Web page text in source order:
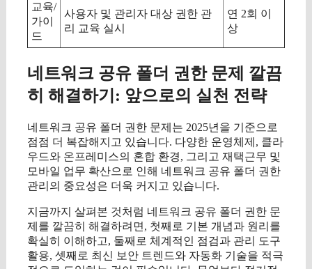
교육/
가이
드
사용자 및 관리자 대상 권한 관
리 교육 실시
연 2회 이
상
네트워크 공유 폴더 권한 문제 깔끔
히 해결하기: 앞으로의 실천 전략
네트워크 공유 폴더 권한 문제는 2025년을 기준으로
점점 더 복잡해지고 있습니다. 다양한 운영체제, 클라
우드와 온프레미스의 혼합 환경, 그리고 재택근무 및
모바일 업무 확산으로 인해 네트워크 공유 폴더 권한
관리의 중요성은 더욱 커지고 있습니다.
지금까지 살펴본 것처럼 네트워크 공유 폴더 권한 문
제를 깔끔히 해결하려면, 첫째로 기본 개념과 원리를
확실히 이해하고, 둘째로 체계적인 점검과 관리 도구
활용, 셋째로 최신 보안 트렌드와 자동화 기술을 적극